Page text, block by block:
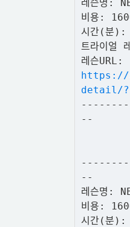
레슨명:
비용:
시간(분):
트라이얼
레슨URL:
https://
detail/
--
--
레슨명:
비용:
시간(분):